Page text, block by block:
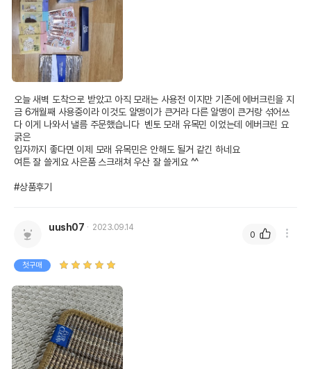
오늘 새벽 도착으로 받았고 아직 모래는 사용전 이지만 기존에 에버크린을 지
금 6개월째 사용중이라 이것도 알맹이가 큰거라 다른 알맹이 큰거랑 섞어쓰
다 이게 나와서 낼름 주문했습니다  벤토 모래 유목민 이었는데 에버크린 요
굵은
입자까지 좋다면 이제 모래 유목민은 안해도 될거 같긴 하네요
여튼 잘 쓸게요 사은품 스크래쳐 우산 잘 쓸게요 ^^
#상품후기
uush07 2023.09.14
첫구매
0